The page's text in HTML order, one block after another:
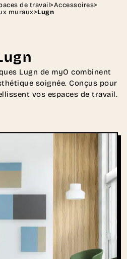
de travail>Accessoires>
muraux>Lugn
Lugn de myO combinent
soignée. Conçus pour
vos espaces de travail.